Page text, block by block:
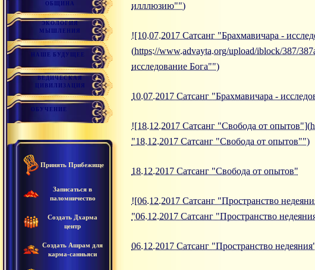
ОБЩИНА
ЭКОЛОГИЯ
МЫШЛЕНИЯ
НАШЕ БУДУЩЕЕ
ВЕДИЧЕСКАЯ
ЦИВИЛИЗАЦИЯ
ОБУЧЕНИЕ
Принять Прибежище
Записаться в
паломничество
Создать Дхарма
центр
Создать Ашрам для
карма-санньяси
илллюзию"")
![10.07.2017 Сатсанг "Брахмавичара -
(https://www.advayta.org/upload/iblock/387/
исследование Бога"")
10.07.2017 Сатсанг "Брахмавичара -
![18.12.2017 Сатсанг "Свобода от
"18.12.2017 Сатсанг "Свобода от опытов"")
18.12.2017 Сатсанг "Свобода от опытов"
![06.12.2017 Сатсанг "Пространство
"06.12.2017 Сатсанг "Пространство
06.12.2017 Сатсанг "Пространство